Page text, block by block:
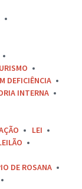
DEFICIÊNCIA
INTERNA
LEI
DE ROSANA